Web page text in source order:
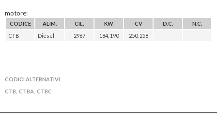
motore:
CODICE ALIM. CIL. KW CV D.C.
N.C.
CTB
Diesel 2967 184, 190 250, 258
CODICI ALTERNATIVI
CTB CTBA CTBC